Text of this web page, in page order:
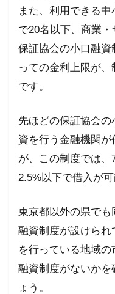
また、利用できる
で20名以下、商業
保証協会の小口融資
っての金利上限が
です。
先ほどの保証協会
資を行う金融機関
が、この制度では、
2.5%以下で借入が可
東京都以外の県でも
融資制度が設けら
を行っている地域
融資制度がないかを
ょう。